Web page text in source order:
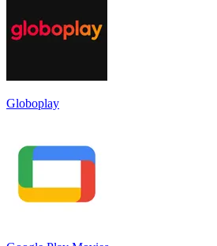
Globoplay